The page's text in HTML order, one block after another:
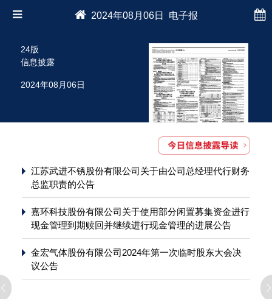
2024年08月06日 电子报
24版
信息披露
2024年08月06日
江苏武进不锈股份有限公司关于由公司总经理代行财务
总监职责的公告
嘉环科技股份有限公司关于使用部分闲置募集资金进行
现金管理到期赎回并继续进行现金管理的进展公告
金宏气体股份有限公司2024年第一次临时股东大会决
议公告